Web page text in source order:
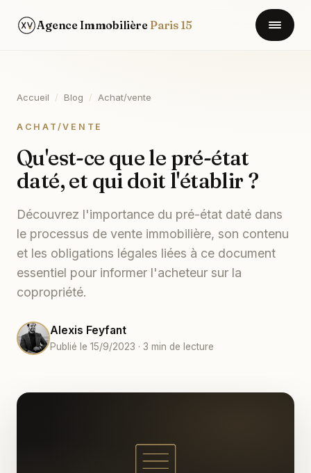
Agence Immobilière Paris 15
Accueil / Blog / Achat/vente
ACHAT/VENTE
Qu'est-ce que le pré-état
daté, et qui doit l'établir ?
Découvrez l'importance du pré-état daté dans
le processus de vente immobilière, son contenu
et les obligations légales liées à ce document
essentiel pour informer l'acheteur sur la
copropriété.
Alexis Feyfant
Publié le 15/9/2023 · 3 min de lecture